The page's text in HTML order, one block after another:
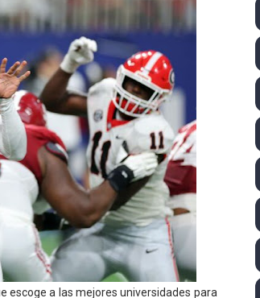
Gable y Baron Corbin en SummerSlam
Suiza) - Charlie Aldridge y Sina
Italia) - Rumanía, Alemania y Gran
- Estados Unidos invencibles, ya
Jason Hotch como nuevo TNA
italiana arrasa con 4 oros y 4
su primer título individual en
Utah Talons son bicampeonas de la AUSL
escoge a las mejores universidades para